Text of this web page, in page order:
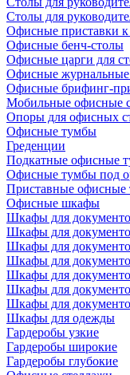
Столы для
Офисные приставки к
Офисные бенч-столы
Офисные царги для
Офисные
Офисные брифинг-
Мобильные офисные
Опоры для офисных
Офисные тумбы
Греденции
Подкатные офисные
Офисные тумбы под
Приставные офисные
Офисные шкафы
Шкафы для
Шкафы для
Шкафы для
Шкафы для
Шкафы для
Шкафы для
Шкафы для
Шкафы для одежды
Гардеробы узкие
Гардеробы широкие
Гардеробы глубокие